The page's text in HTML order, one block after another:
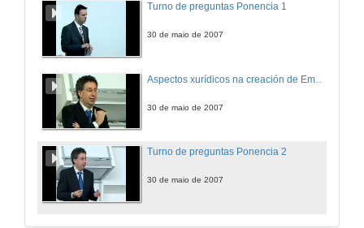
Turno de preguntas Ponencia 1
30 de maio de 2007
30 de maio de 2007
Turno de preguntas Ponencia 2
30 de maio de 2007